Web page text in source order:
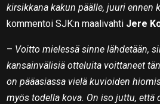
kirsikkana kakun päälle, juuri ennen
kommentoi SJK:n maalivahti Jere
– Voitto mielessä sinne lähdetään,
kansainvälisiä otteluita voittaneet
on pääasiassa vielä kuvioiden
myös todella kova. On iso juttu, että